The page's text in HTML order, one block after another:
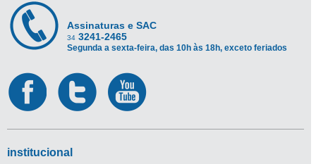
Assinaturas e SAC
34 3241-2465
Segunda a sexta-feira, das 10h às 18h, exceto feriados
institucional